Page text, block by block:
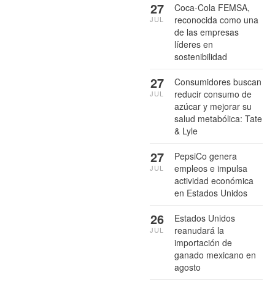
Coca-Cola FEMSA,
reconocida como una
de las empresas
líderes en
sostenibilidad
27
JUL
Consumidores buscan
reducir consumo de
azúcar y mejorar su
salud metabólica: Tate
& Lyle
27
JUL
PepsiCo genera
empleos e impulsa
actividad económica
en Estados Unidos
27
JUL
Estados Unidos
reanudará la
importación de
ganado mexicano en
agosto
26
JUL